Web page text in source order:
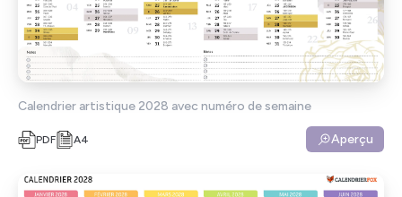
Calendrier artistique 2028 avec numéro de semaine
PDF A4 Aperçu